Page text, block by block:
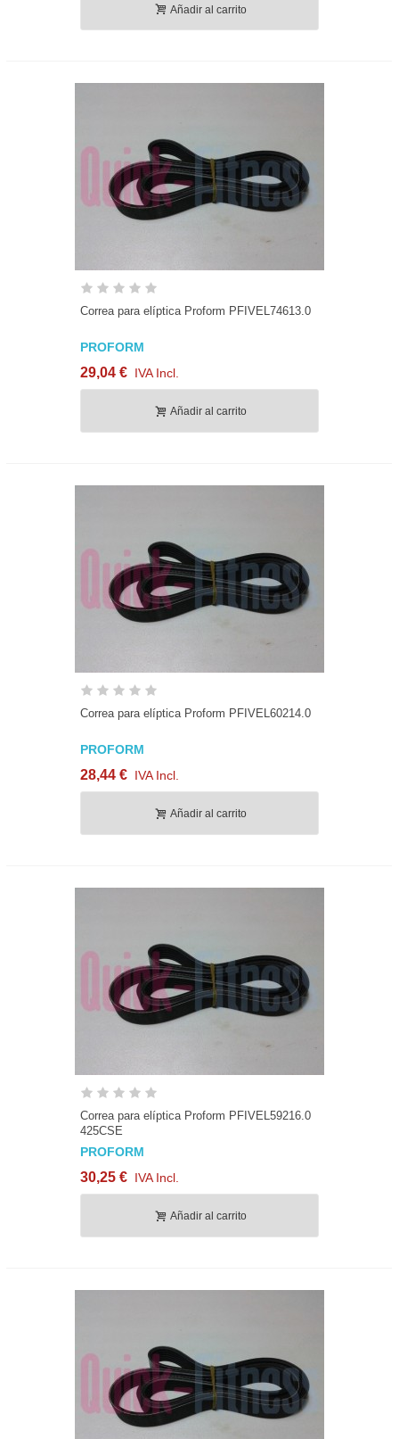
Añadir al carrito
Correa para elíptica Proform PFIVEL74613.0
PROFORM
29,04 € IVA Incl.
Añadir al carrito
Correa para elíptica Proform PFIVEL60214.0
PROFORM
28,44 € IVA Incl.
Añadir al carrito
Correa para elíptica Proform PFIVEL59216.0
425CSE
PROFORM
30,25 € IVA Incl.
Añadir al carrito